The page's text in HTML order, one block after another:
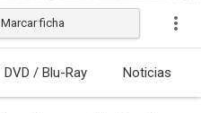
Marcar ficha
DVD / Blu-Ray Noticias